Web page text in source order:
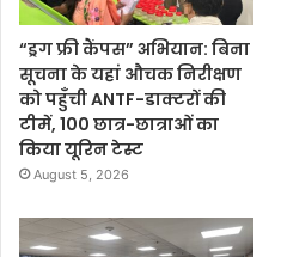
“ड्रग फ्री कैंपस” अभियान: बिना
सूचना के यहां औचक निरीक्षण
को पहुँची ANTF-डाक्टरों की
टीमें, 100 छात्र-छात्राओं का
किया यूरिन टेस्ट
August 5, 2026